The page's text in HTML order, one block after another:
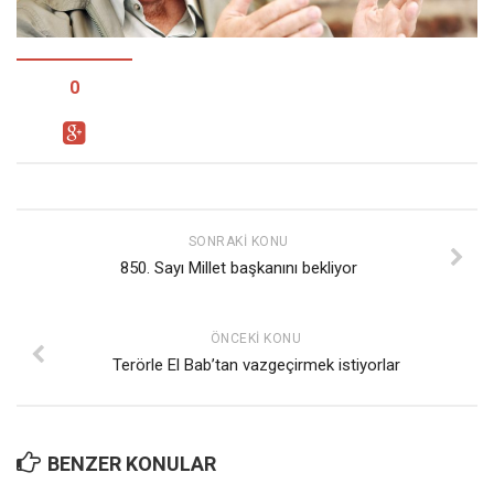
Facebook
Editörden
Yvonne Ridley
Leyla Şerif Emin
0
SONRAKI KONU
850. Sayı Millet başkanını bekliyor
ÖNCEKI KONU
Terörle El Bab’tan vazgeçirmek istiyorlar
BENZER KONULAR